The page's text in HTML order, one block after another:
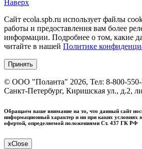
Наверх
Сайт ecola.spb.ru использует файлы
работы и предоставления вам более
информации. Подробнее о том, какие
читайте в нашей Политике
Принять
© ООО "Поланта" 2026, Тел: 8-800-
Санкт-Петербург, Киришская ул., д.2,
Обращаем ваше внимание на то, что данный сайт
информационный характер и ни при каких условиях
офертой, определяемой положениями Ст. 437 ГК РФ
xClose